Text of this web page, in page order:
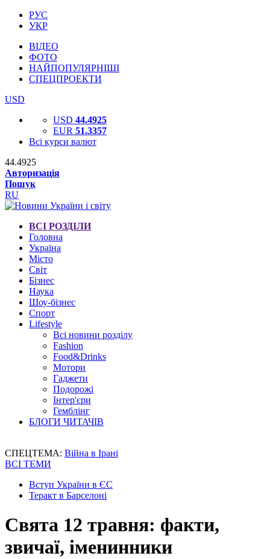
РУС
УКР
ВІДЕО
ФОТО
НАЙПОПУЛЯРНІШІ
СПЕЦПРОЕКТИ
USD
USD 44.4925
EUR 51.3357
Всі курси валют
44.4925
Авторизація
Пошук
RU
ВСІ РОЗДІЛИ
Головна
Україна
Місто
Світ
Бізнес
Наука
Шоу-бізнес
Спорт
Lifestyle
Всі новини розділу
Fashion
Food&Drinks
Мотори
Гаджети
Подорожі
Інтер'єри
Гемблінг
БЛОГИ ЧИТАЧІВ
СПЕЦТЕМА: Війна в Ірані
ВСІ ТЕМИ
Вступ України в ЄС
Теракт в Барселоні
Свята 12 травня: факти,
звичаї, іменинники